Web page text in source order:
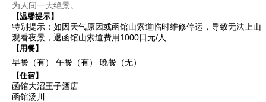
为人间一大绝景。
【温馨提示】
特别提示：如因天气原因或函馆山索道临时维修停运，导致无法上山
观看夜景，退函馆山索道费用1000日元/人
【用餐】
早餐（有） 午餐（有） 晚餐（无）
【住宿】
函馆大沼王子酒店
函馆汤川